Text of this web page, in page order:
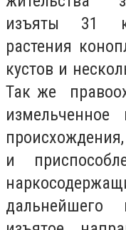
изъяты 31
растения
кустов и
Так же
измельченное
и
дальнейшего